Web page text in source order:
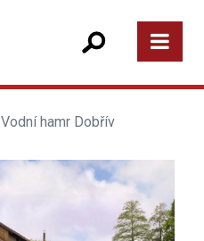
Vodní hamr Dobřív